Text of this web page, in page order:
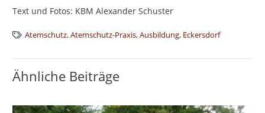
Text und Fotos: KBM Alexander Schuster
Atemschutz,Atemschutz-Praxis,Ausbildung, Eckersdorf
Ähnliche Beiträge